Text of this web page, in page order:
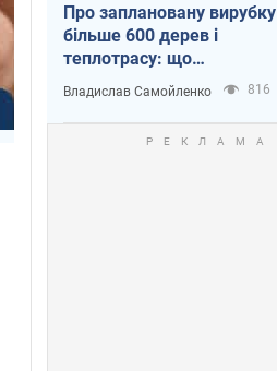
Про заплановану вирубку
більше 600 дерев і
теплотрасу: що
відбувається на Теремках
у Києві
Владислав Самойленко 816